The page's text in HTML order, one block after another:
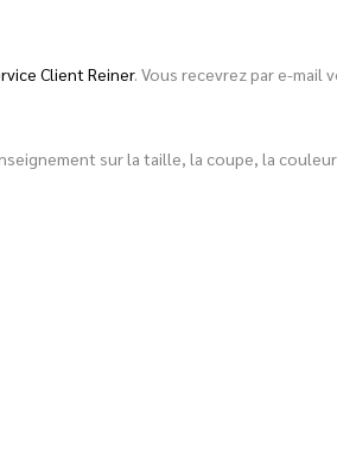
Client Reiner. Vous recevrez par e-mail
sur la taille, la coupe, la